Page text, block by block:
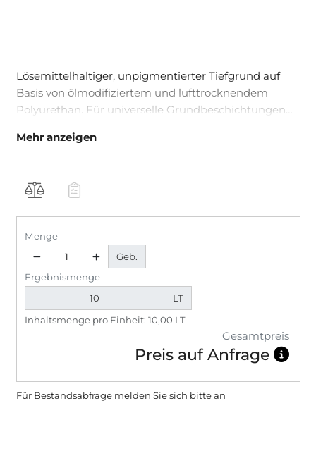
Lösemittelhaltiger, unpigmentierter Tiefgrund auf
Basis von ölmodifiziertem und lufttrocknendem
Polyurethan. Für universelle Grundbeschichtungen
innen.Zum Vorbereiten von Untergründen für
sandende und stark saugende Untergründe
Mehr anzeigen
Menge
Geb.
Ergebnismenge
LT
Inhaltsmenge pro Einheit: 10,00 LT
Gesamtpreis
Preis auf Anfrage
Für Bestandsabfrage melden Sie sich bittean